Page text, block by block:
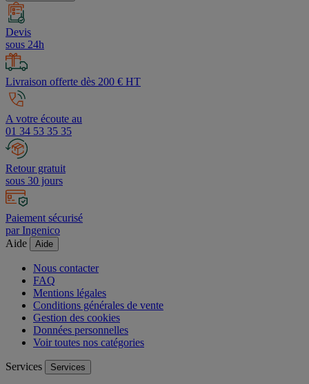
Devis
sous 24h
Livraison offerte dès 200 € HT
A votre écoute au
01 34 53 35 35
Retour gratuit
sous 30 jours
Paiement sécurisé
par Ingenico
Aide
Aide
Nous contacter
FAQ
Mentions légales
Conditions générales de vente
Gestion des cookies
Données personnelles
Voir toutes nos catégories
Services Services